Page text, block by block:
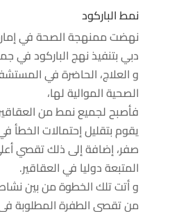
نمطالباركود
نهضتممنهجةالصحة في
دبيبتنفيذنهجالباركودفي
والعلاج، الحاضرةفي
الصحيةالمواليةلها،
فأصبحلجميعنمطمن
يقومبتقليلإحتمالات الخطأ
صفر،إضافة إلى ذلكتقصي
المتبعةدوليا فيالعقاقير.
وأتتتلكالخطوةمن بين
منتقصيالطفرة المطلوبة